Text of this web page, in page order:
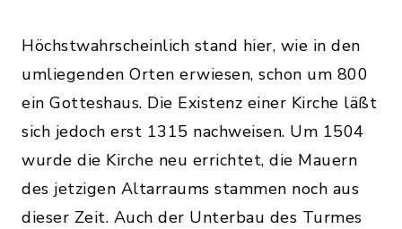
Höchstwahrscheinlich stand hier, wie in den
umliegenden Orten erwiesen, schon um 800
ein Gotteshaus. Die Existenz einer Kirche läßt
sich jedoch erst 1315 nachweisen. Um 1504
wurde die Kirche neu errichtet, die Mauern
des jetzigen Altarraums stammen noch aus
dieser Zeit. Auch der Unterbau des Turmes